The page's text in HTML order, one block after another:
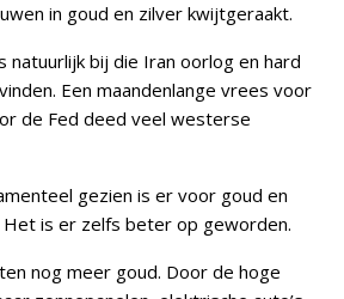
in goud en zilver kwijtgeraakt.
natuurlijk bij die Iran oorlog en hard
Een maandenlange vrees voor
de Fed deed veel westerse
gezien is er voor goud en
Het is er zelfs beter op geworden.
nog meer goud. Door de hoge